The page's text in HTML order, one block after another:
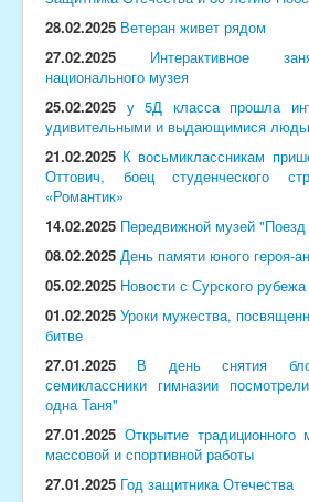
28.02.2025 Ветеран живет рядом
27.02.2025
Интерактивное
национального музея
25.02.2025 у 5Д класса прошла
удивительными и выдающимися
21.02.2025 К восьмиклассникам
Оттович, боец студенческого
«Романтик»
14.02.2025 Передвижной музей
08.02.2025 День памяти юного героя-
05.02.2025 Новости с Сурского рубежа
01.02.2025 Уроки мужества,
битве
27.01.2025
В день снятия
семиклассники гимназии
одна Таня"
27.01.2025 Открытие традиционного
массовой и спортивной работы
27.01.2025 Год защитника Отечества